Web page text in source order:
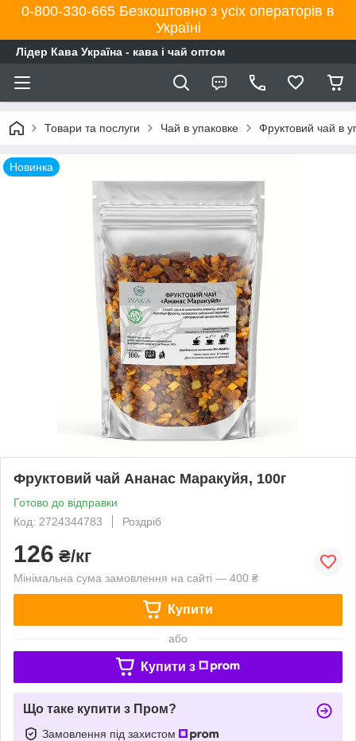
0-800-330-665 Безкоштовно з усіх операторів в
Україні
Лідер Кава Україна - кава і чай оптом
Товари та послуги Чай в упаковке Фруктовий чай в
Новинка
Фруктовий чай Ананас Маракуйя, 100г
Готово до відправки
Код: 2724344783
Роздріб
126 ₴/кг
Мінімальна сума замовлення на сайті — 400 ₴
Купити
або
Купити з
Що таке купити з Пром?
Замовлення під захистом